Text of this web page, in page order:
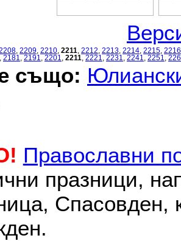
2209 2210 2211 2212 2213 2214 2215 2216
2181 2191 2201 2211 2221 2231 2241 2251
също:
Православни
празници,
Спасовден,